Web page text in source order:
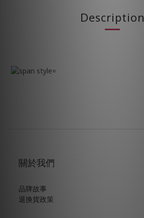
Description
關於我們
品牌故事
退換貨政策